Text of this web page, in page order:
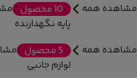
مشاهده همه
10 محصول
مشاهده همه
پایه نگهدارنده
5 محصول
لوازم جانبی